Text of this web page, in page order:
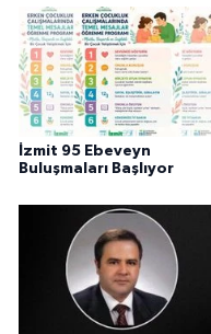
İzmit 95 Ebeveyn
Buluşmaları Başlıyor